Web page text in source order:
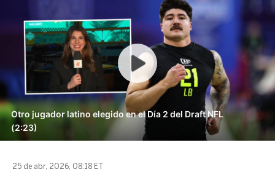
Otro jugador latino elegido en el Día 2 del Draft NFL
(2:23)
25 de abr, 2026, 08:18 ET